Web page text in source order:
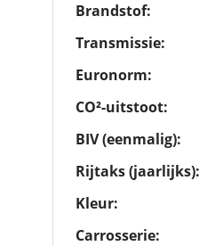
Brandstof:
Transmissie:
Euronorm:
CO²-uitstoot:
BIV (eenmalig):
Rijtaks (jaarlijks):
Kleur:
Carrosserie: